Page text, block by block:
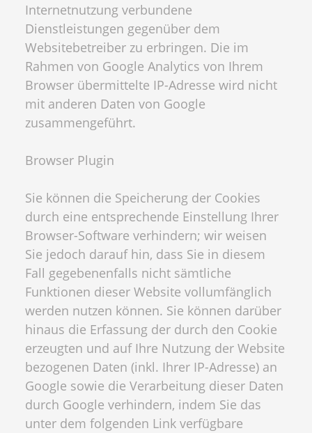
Internetnutzung verbundene
Dienstleistungen gegenüber dem
Websitebetreiber zu erbringen. Die im
Rahmen von Google Analytics von Ihrem
Browser übermittelte IP-Adresse wird nicht
mit anderen Daten von Google
zusammengeführt.
Browser Plugin
Sie können die Speicherung der Cookies
durch eine entsprechende Einstellung Ihrer
Browser-Software verhindern; wir weisen
Sie jedoch darauf hin, dass Sie in diesem
Fall gegebenenfalls nicht sämtliche
Funktionen dieser Website vollumfänglich
werden nutzen können. Sie können darüber
hinaus die Erfassung der durch den Cookie
erzeugten und auf Ihre Nutzung der Website
bezogenen Daten (inkl. Ihrer IP-Adresse) an
Google sowie die Verarbeitung dieser Daten
durch Google verhindern, indem Sie das
unter dem folgenden Link verfügbare